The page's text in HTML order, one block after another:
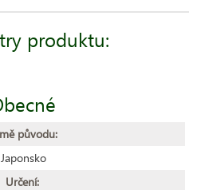
produktu:
původu:
Japonsko
Určení: